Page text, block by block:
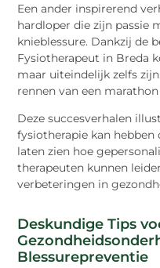
Een ander inspirerend
hardloper die zijn passie
knieblessure. Dankzij de
Fysiotherapeut in Breda
maar uiteindelijk zelfs
rennen van een
Deze succesverhalen
fysiotherapie kan hebben
laten zien hoe
therapeuten kunnen
verbeteringen in
Deskundige Tips
Blessurepreventie